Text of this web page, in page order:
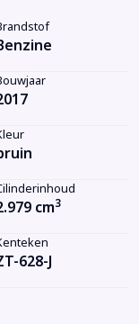
cm3
628-J